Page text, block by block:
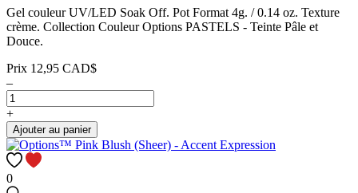
Gel couleur UV/LED Soak Off. Pot Format 4g. / 0.14 oz. Texture
crème. Collection Couleur Options PASTELS - Teinte Pâle et
Douce.
Prix 12,95 CAD$
–
+
Ajouter au panier
0